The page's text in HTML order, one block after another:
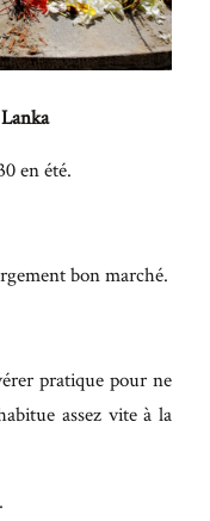
en été.
bon marché.
pratique pour ne
assez vite à la